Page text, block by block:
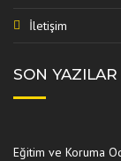
İletişim
SON YAZILAR
Eğitim ve Koruma